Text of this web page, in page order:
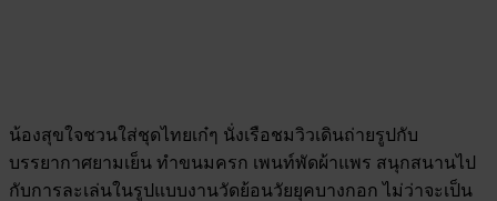
น้องสุขใจชวนใส่ชุดไทยเก๋ๆ นั่งเรือชมวิวเดินถ่ายรูปกับ
บรรยากาศยามเย็น ทำขนมครก เพนท์พัดผ้าแพร สนุกสนานไป
กับการละเล่นในรูปแบบงานวัดย้อนวัยยุคบางกอก ไม่ว่าจะเป็น